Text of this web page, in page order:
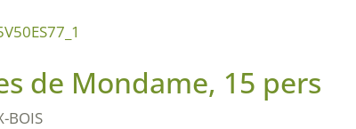
de Mondame, 15 pers
BOIS